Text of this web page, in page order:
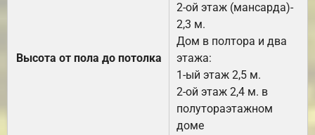
Высота от пола до потолка
2-ой этаж (мансарда)-
2,3 м.
Дом в полтора и два
этажа:
1-ый этаж 2,5 м.
2-ой этаж 2,4 м. в
полутораэтажном
доме